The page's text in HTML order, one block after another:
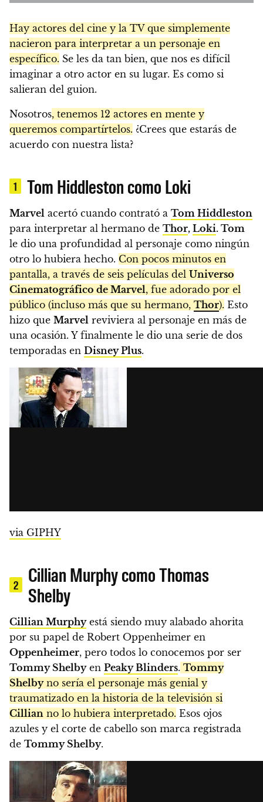
Hay actores del cine y la TV que simplemente
nacieron para interpretar a un personaje en
específico. Se les da tan bien, que nos es difícil
imaginar a otro actor en su lugar. Es como si
salieran del guion.
Nosotros, tenemos 12 actores en mente y
queremos compartírtelos. ¿Crees que estarás de
acuerdo con nuestra lista?
1 Tom Hiddleston como Loki
Marvel acertó cuando contrató a Tom Hiddleston
para interpretar al hermano de Thor, Loki. Tom
le dio una profundidad al personaje como ningún
otro lo hubiera hecho. Con pocos minutos en
pantalla, a través de seis películas del Universo
Cinematográfico de Marvel, fue adorado por el
público (incluso más que su hermano, Thor). Esto
hizo que Marvel reviviera al personaje en más de
una ocasión. Y finalmente le dio una serie de dos
temporadas en Disney Plus.
via GIPHY
2
Cillian Murphy como Thomas
Shelby
Cillian Murphyestá siendo muy alabado ahorita
por su papel de Robert Oppenheimer en
Oppenheimer, pero todos lo conocemos por ser
Tommy Shelbyen Peaky Blinders. Tommy
Shelbyno sería el personaje más genial y
traumatizado en la historia de la televisión si
Cillian no lo hubiera interpretado. Esos ojos
azules y el corte de cabello son marca registrada
de Tommy Shelby.